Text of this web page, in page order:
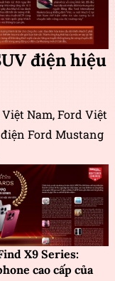
điện hiệu
Nam, Ford Việt
Ford Mustang
X9 Series:
cao cấp của